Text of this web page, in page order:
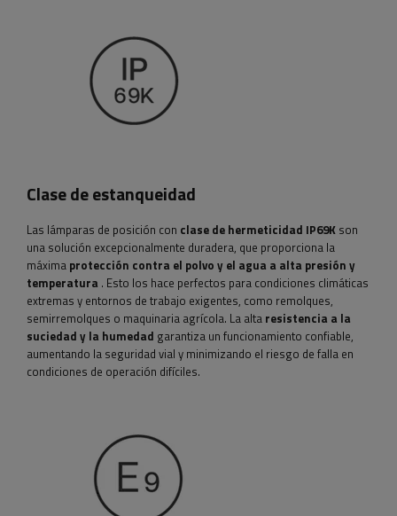
Clase de estanqueidad
Las lámparas de posición con clase de hermeticidad IP69K son
una solución excepcionalmente duradera, que proporciona la
máxima protección contra el polvo y el agua a alta presión y
temperatura . Esto los hace perfectos para condiciones climáticas
extremas y entornos de trabajo exigentes, como remolques,
semirremolques o maquinaria agrícola. La alta resistencia a la
suciedad y la humedad garantiza un funcionamiento confiable,
aumentando la seguridad vial y minimizando el riesgo de falla en
condiciones de operación difíciles.